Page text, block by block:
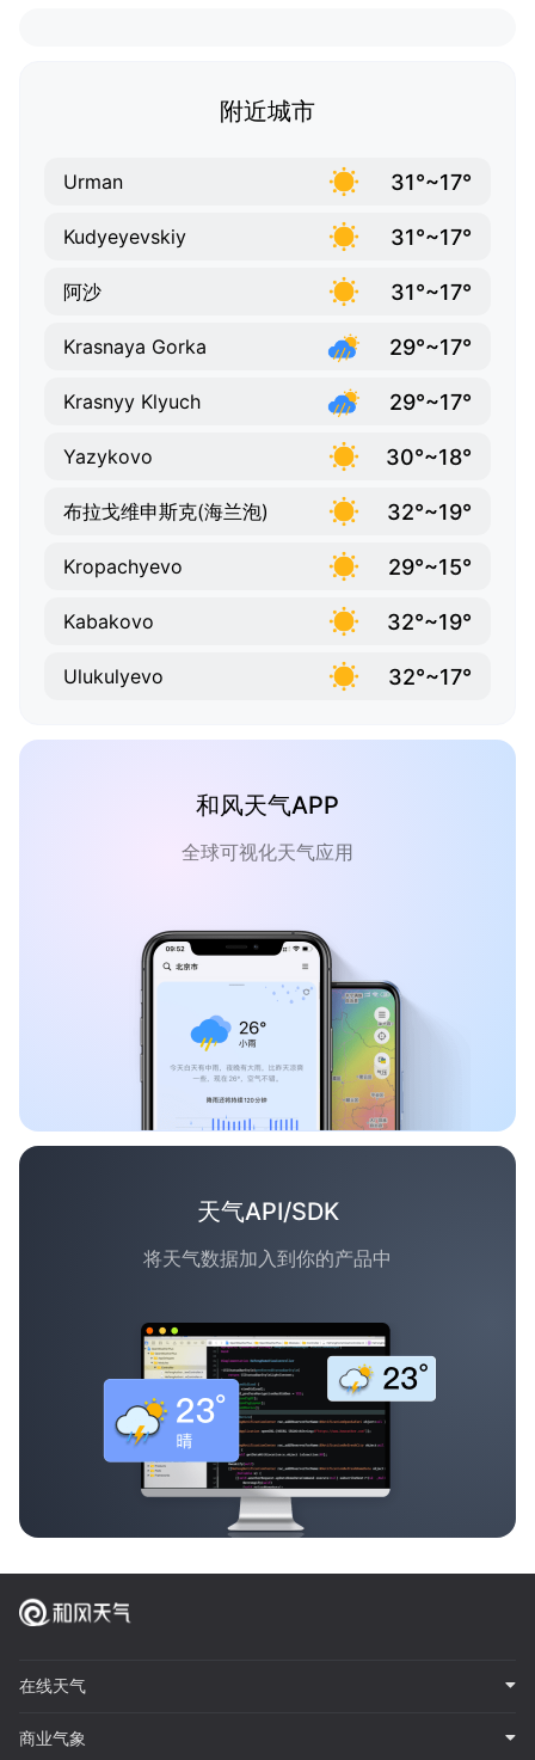
附近城市
Urman 31°~17°
Kudyeyevskiy 31°~17°
阿沙 31°~17°
Krasnaya Gorka 29°~17°
Krasnyy Klyuch 29°~17°
Yazykovo 30°~18°
布拉戈维申斯克(海兰泡) 32°~19°
Kropachyevo 29°~15°
Kabakovo 32°~19°
Ulukulyevo 32°~17°
和风天气APP
全球可视化天气应用
天气API/SDK
将天气数据加入到你的产品中
在线天气
商业气象